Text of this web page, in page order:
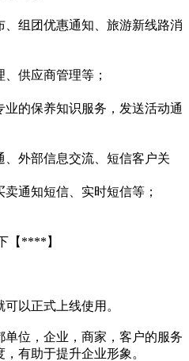
组团优惠通知、旅游新线路消
供应商管理等；
的保养知识服务，发送活动通
外部信息交流、短信客户关
通知短信、实时短信等；
【****】
以正式上线使用。
位，企业，商家，客户的服务
有助于提升企业形象。